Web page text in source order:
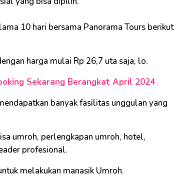
10 hari bersama Panorama Tours berikut
harga mulai Rp 26,7 uta saja, lo.
Sekarang Berangkat April 2024
banyak fasilitas unggulan yang
umroh, perlengkapan umroh, hotel,
profesional.
melakukan manasik Umroh.